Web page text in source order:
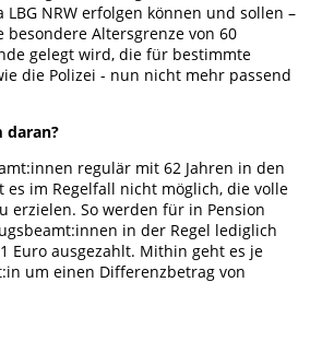
LBG NRW erfolgen können und sollen –
Altersgrenze von 60
gelegt wird, die für bestimmte
die Polizei - nun nicht mehr passend
daran?
regulär mit 62 Jahren in den
es im Regelfall nicht möglich, die volle
erzielen. So werden für in Pension
in der Regel lediglich
Euro ausgezahlt. Mithin geht es je
um einen Differenzbetrag von